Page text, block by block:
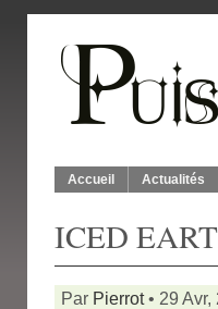
Accueil Actualités
ICED
Par Pierrot• 29 Avr,